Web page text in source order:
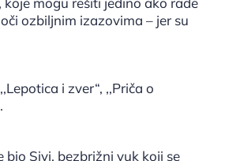
ozbiljnim izazovima – jer su
i zver“, ‚‚Priča o
bio Sivi, bezbrižni vuk koji se